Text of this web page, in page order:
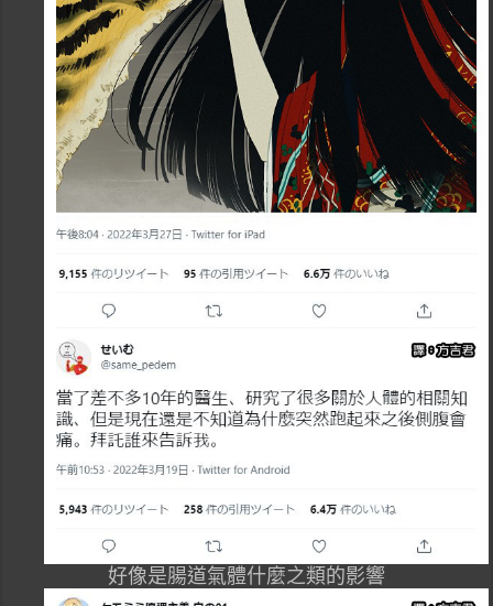
好像是腸道氣體什麼之類的影響